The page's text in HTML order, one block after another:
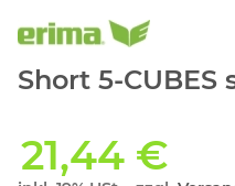
Short 5-
21,44 €